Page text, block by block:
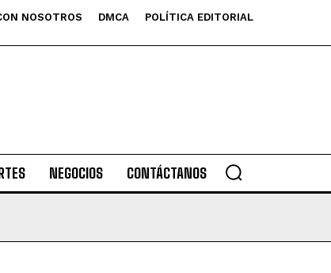
NOSOTROS DMCA
POLÍTICA EDITORIAL
NEGOCIOS CONTÁCTANOS